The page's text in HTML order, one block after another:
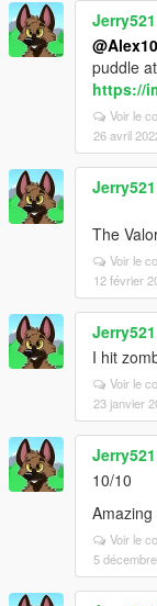
Jerry521
puddle
https://
Voir le
26 avril
Jerry521
The
Voir le
12 février
Jerry521
I hit
Voir le
23 janvier
Jerry521
10/10
Voir le
5